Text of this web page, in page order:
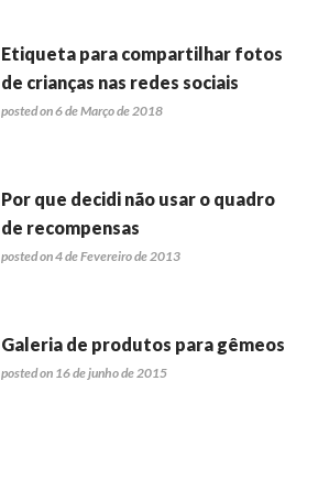
Etiqueta para compartilhar fotos
de crianças nas redes sociais
posted on 6 de Março de 2018
Por que decidi não usar o quadro
de recompensas
posted on 4 de Fevereiro de 2013
Galeria de produtos para gêmeos
posted on 16 de junho de 2015